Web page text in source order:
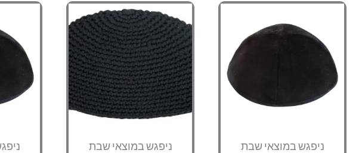
ניפגש במוצאי שבת ניפגש במוצאי שבת